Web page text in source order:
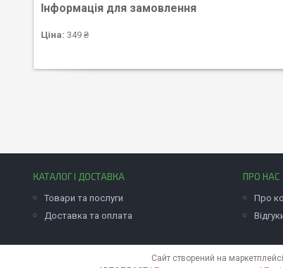
Інформація для замовлення
Ціна: 349 ₴
КАТАЛОГ І ДОСТАВКА
Товари та послуги
Доставка та оплата
ПРО НАС
Про
Сайт створений на маркетплейсі